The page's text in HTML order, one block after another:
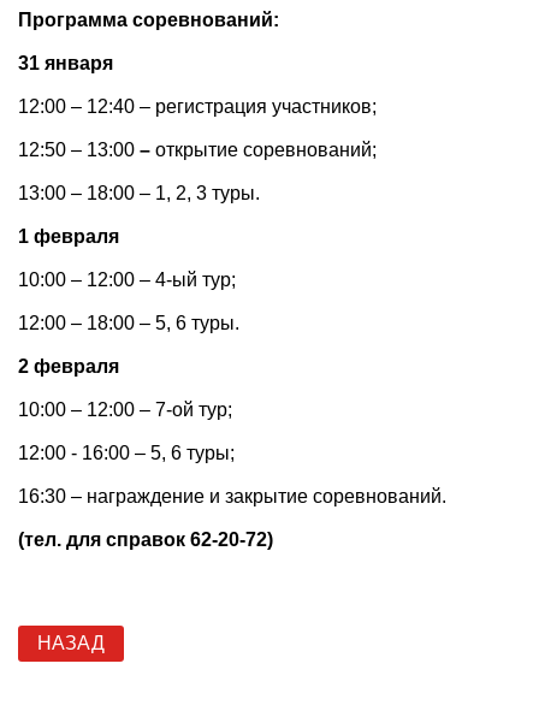
Программа соревнований:
31 января
12:00 – 12:40 – регистрация участников;
12:50 – 13:00 – открытие соревнований;
13:00 – 18:00 – 1, 2, 3 туры.
1 февраля
10:00 – 12:00 – 4-ый тур;
12:00 – 18:00 – 5, 6 туры.
2 февраля
10:00 – 12:00 – 7-ой тур;
12:00 - 16:00 – 5, 6 туры;
16:30 – награждение и закрытие соревнований.
(тел. для справок 62-20-72)
НАЗАД